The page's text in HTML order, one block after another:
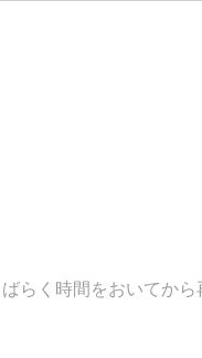
らく時間をおいてから